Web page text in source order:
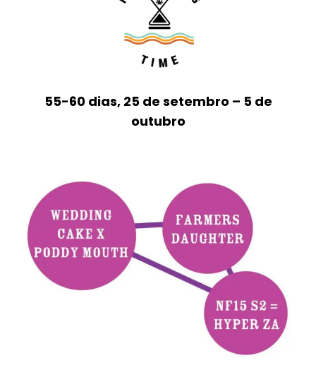
55-60 dias, 25 de setembro – 5 de
outubro